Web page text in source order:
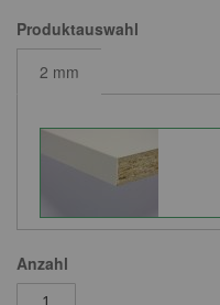
Produktauswahl
2 mm
Anzahl